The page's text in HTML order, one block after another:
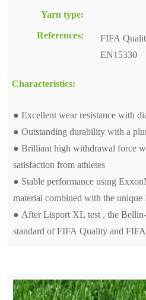
Yarn type:
References:
FIFA
EN15330
Characteristics:
● Excellent wear resistance with
● Outstanding durability with a
● Brilliant high withdrawal force
satisfaction from athletes
● Stable performance using
material combined with the
● After Lisport XL test , the
standard of FIFA Quality and